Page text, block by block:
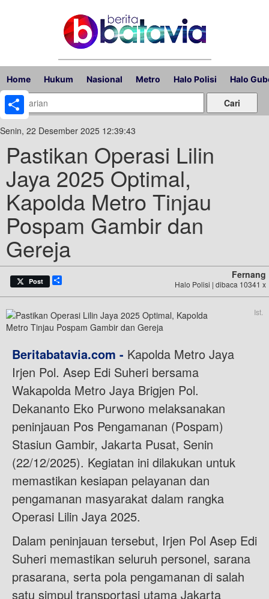
Home Hukum Nasional Metro Halo Polisi Halo
Senin, 22 Desember 2025 12:39:43
Pastikan Operasi Lilin
Jaya 2025 Optimal,
Kapolda Metro Tinjau
Pospam Gambir dan
Gereja
Post
Fernang
Halo Polisi | dibaca 10341 x
Ist.
Beritabatavia.com - Kapolda Metro Jaya
Irjen Pol. Asep Edi Suheri bersama
Wakapolda Metro Jaya Brigjen Pol.
Dekananto Eko Purwono melaksanakan
peninjauan Pos Pengamanan (Pospam)
Stasiun Gambir, Jakarta Pusat, Senin
(22/12/2025). Kegiatan ini dilakukan untuk
memastikan kesiapan pelayanan dan
pengamanan masyarakat dalam rangka
Operasi Lilin Jaya 2025.
Dalam peninjauan tersebut, Irjen Pol Asep Edi
Suheri memastikan seluruh personel, sarana
prasarana, serta pola pengamanan di salah
satu simpul transportasi utama Jakarta
Share